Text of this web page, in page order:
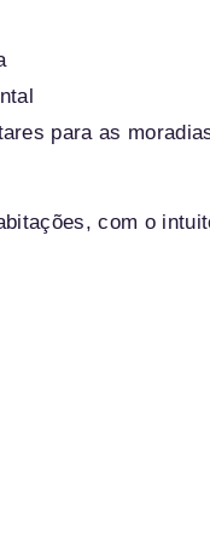
para as
com o